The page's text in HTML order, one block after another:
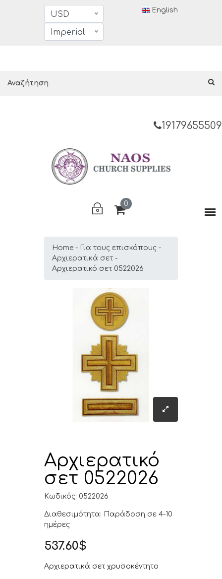
USD
Imperial
English
19179655509
0
Home
Για τους επισκόπους
Αρχιερατικά σετ
Αρχιερατικό σετ 0522026
Αρχιερατικό
σετ 0522026
Κωδικός: 0522026
Διαθεσιμότητα: Παράδοση σε 4-10
ημέρες
537.60$
Αρχιερατικά σετ χρυσοκέντητο